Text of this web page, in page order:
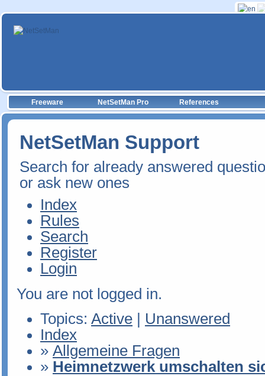
Freeware NetSetMan Pro References
NetSetMan Support
Search for already answered
or ask new ones
Index
Rules
Search
Register
Login
You are not logged in.
Topics: Active
Unanswered
Index
» Allgemeine Fragen
» Heimnetzwerk umschalten